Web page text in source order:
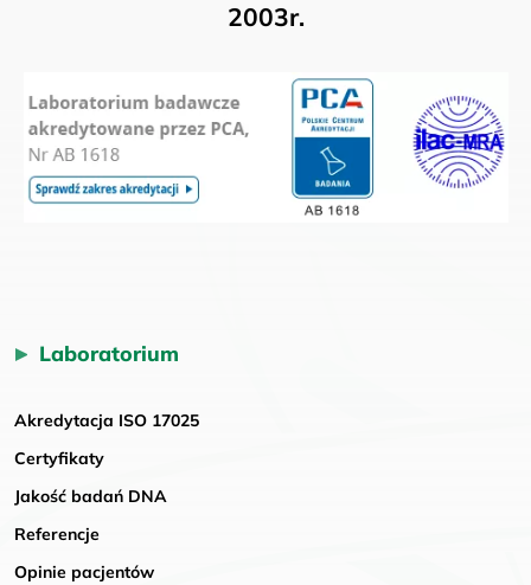
2003r.
Laboratorium
Akredytacja ISO 17025
Certyfikaty
Jakość badań DNA
Referencje
Opinie pacjentów